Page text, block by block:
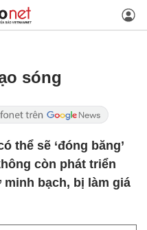
sóng
thể sẽ ‘đóng băng’
còn phát triển
bạch, bị làm giá